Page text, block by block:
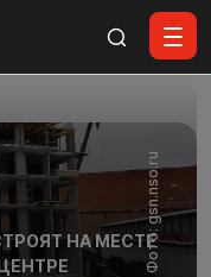
Фото: gsn.nso.ru
НА МЕСТЕ